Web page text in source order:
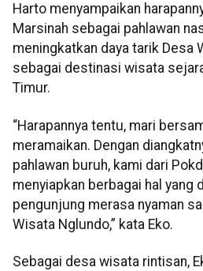
Harto menyampaikan
Marsinah sebagai pahlawan
meningkatkan daya tarik Desa
sebagai destinasi wisata
Timur.
“Harapannya tentu, mari
meramaikan. Dengan
pahlawan buruh, kami dari
menyiapkan berbagai hal yang
pengunjung merasa nyaman
Wisata Nglundo,” kata Eko.
Sebagai desa wisata rintisan,